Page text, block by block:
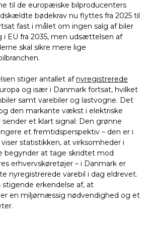
til de europæiske bilproducenters
bødekrav nu flyttes fra 2025 til
fast i målet om ingen salg af biler
i EU fra 2035, men udsættelsen af
skal sikre mere lige
stiger antallet af nyregistrerede
og især i Danmark fortsat, hvilket
samt varebiler og lastvogne. Det
den markante vækst i elektriske
sender et klart signal: Den grønne
et fremtidsperspektiv – den er i
statistikken, at virksomheder i
begynder at tage skridtet mod
erhvervskøretøjer – i Danmark er
nyregistrerede varebil i dag eldrevet.
erkendelse af, at
en miljømæssig nødvendighed og et